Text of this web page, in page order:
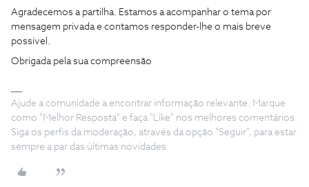
Agradecemos a partilha. Estamos a acompanhar o tema por
mensagem privada e contamos responder-lhe o mais breve
possível.
Obrigada pela sua compreensão
Ajude a comunidade a encontrar informação relevante. Marque
como "Melhor Resposta" e faça "Like" nos melhores comentários.
Siga os perfis da moderação, através da opção "Seguir", para estar
sempre a par das últimas novidades.